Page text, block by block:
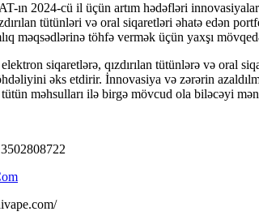
ın 2024-cü il üçün artım hədəfləri
tütünləri və oral siqaretləri əhatə edən
məqsədlərinə töhfə vermək üçün yaxşı
siqaretlərə, qızdırılan tütünlərə və oral
əks etdirir. İnnovasiya və zərərin
məhsulları ilə birgə mövcud ola biləcəyi